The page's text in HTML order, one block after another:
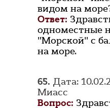
видом на
Ответ:
одноместные
"Морской" с
на море.
65. Дата:
Миасс
Вопрос: